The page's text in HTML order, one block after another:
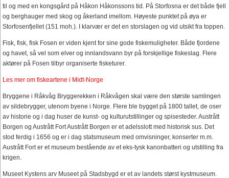
til og med en kongsgård på Håkon Håkonssons tid. På Storfosna er det både fjell
og berghauger med skog og åkerland imellom. Høyeste punktet på øya er
Storfosenfjellet (151 moh.). I klarvær er det en storslagen og vid utsikt fra toppen.
Fisk, fisk, fisk Fosen er viden kjent for sine gode fiskemuligheter. Både fjordene
og havet, så vel som elver og innlandsvann byr på forskjellige fiskeslag. Flere
aktører på Fosen tilbyr organiserte fisketurer.
Les mer om fiskeartene i Midt-Norge
Bryggene i Råkvåg Bryggerekken i Råkvågen skal være den største samlingen
av sildebrygger, utenom byene i Norge. Flere ble bygget på 1800 tallet, de oser
av historie og i dag huser de kunst- og kulturutstillinger og spisesteder. Austrått
Borgen og Austrått Fort Austrått Borgen er et adelsslott med historisk sus. Det
stod ferdig i 1656 og er i dag statsmuseum med omvisninger, konserter m.m.
Austrått Fort er et museum bestående av et eks-tysk kanonbatteri og utstilling fra
krigen.
Museet Kystens arv Museet på Stadsbygd er et av landets størst kystmuseum.